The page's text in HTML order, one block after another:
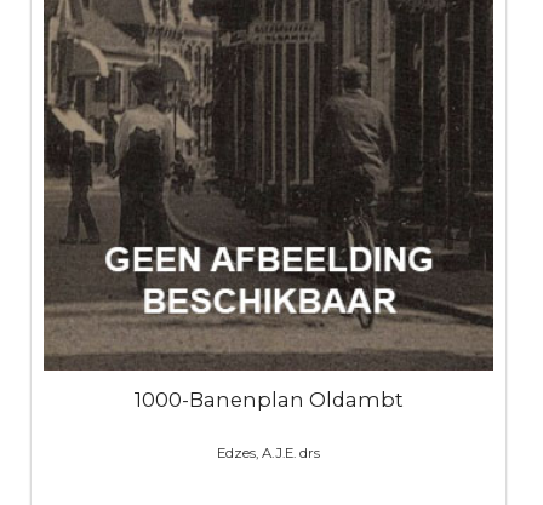
1000-Banenplan Oldambt
Edzes, A.J.E. drs